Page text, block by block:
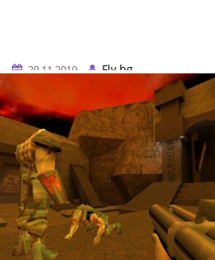
29.11.2019
Fly.bg